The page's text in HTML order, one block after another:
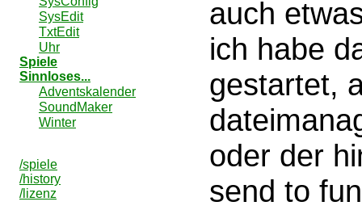
SysEdit
TxtEdit
Uhr
Spiele
Sinnloses...
Adventskalender
SoundMaker
Winter
/spiele
/history
/lizenz
auch
ich habe
gestartet,
oder der
send to